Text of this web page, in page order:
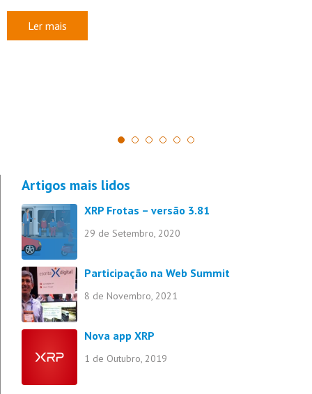
da nossa empresa, reconhecendo o nosso compromisso
contínuo com a transformação digital e…
Artigos mais lidos
XRP Frotas – versão 3.81
29 de Setembro, 2020
Participação na Web Summit
8 de Novembro, 2021
Nova app XRP
1 de Outubro, 2019
Frotas
Mobilidade
Subscrever